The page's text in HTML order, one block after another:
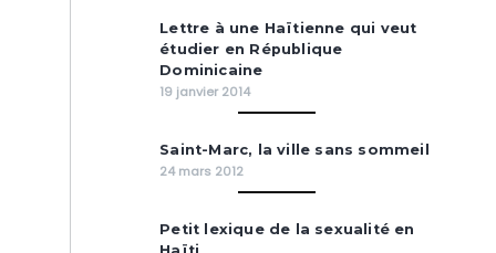
Lettre à une Haïtienne qui veut
étudier en République
Dominicaine
19 janvier 2014
Saint-Marc, la ville sans sommeil
24 mars 2012
Petit lexique de la sexualité en